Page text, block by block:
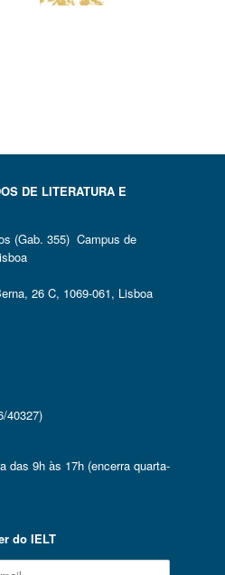
DE LITERATURA E
(Gab. 355) Campus de
26 C, 1069-061, Lisboa
40327)
das 9h às 17h (encerra quarta-
do IELT